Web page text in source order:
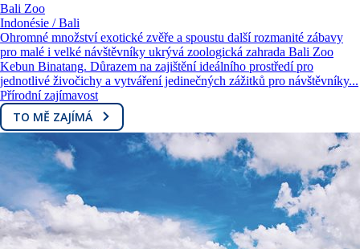
Bali Zoo
Indonésie / Bali
Ohromné množství exotické zvěře a spoustu další rozmanité zábavy
pro malé i velké návštěvníky ukrývá zoologická zahrada Bali Zoo
Kebun Binatang. Důrazem na zajištění ideálního prostředí pro
jednotlivé živočichy a vytváření jedinečných zážitků pro návštěvníky...
Přírodní zajímavost
TO MĚ ZAJÍMÁ